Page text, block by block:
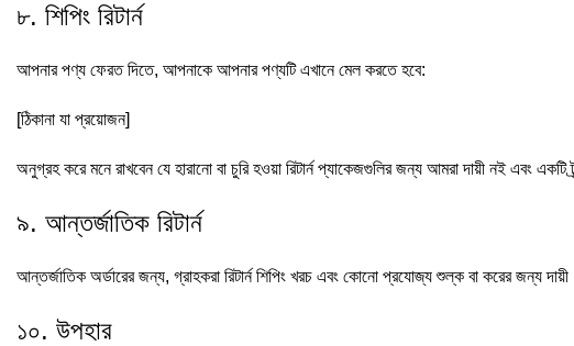
৮. শিপিং রিটার্ন
আপনার পণ্য ফেরত দিতে, আপনাকে আপনার পণ্যটি এখানে মেল করতে হবে:
[ঠিকানা যা প্রয়োজন]
অনুগ্রহ করে মনে রাখবেন যে হারানো বা চুরি হওয়া রিটার্ন প্যাকেজগুলির জন্য আমরা দায়ী নই এবং একটি
৯. আন্তর্জাতিক রিটার্ন
আন্তর্জাতিক অর্ডারের জন্য, গ্রাহকরা রিটার্ন শিপিং খরচ এবং কোনো প্রযোজ্য শুল্ক বা করের জন্য
১০. উপহার